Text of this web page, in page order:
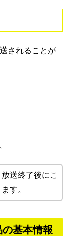
されることが
送終了後にこ
す。
基本情報